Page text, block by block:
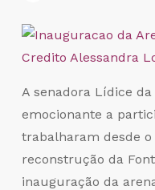
A senadora Lídice
emocionante a
trabalharam desde
reconstrução da
inauguração da